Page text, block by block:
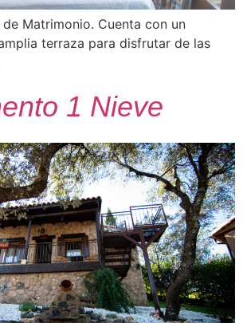
Matrimonio. Cuenta con un
terraza para disfrutar de las
1 Nieve